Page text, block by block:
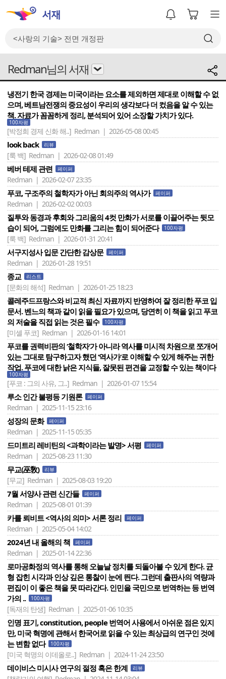
Redman님의 서재
냉전기 한국 경제는 미국이라는 요소를 제외하면 제대로 이해할 수 없
으며, 베트남전쟁의 중요성이 우리의 생각보다 더 컸음을 알 수 있는
책. 자료가 꼼꼼하게 정리, 분석되어 있어 소장할 가치가 있다.
100자평
[박정희 경제 신화 해..] Redman | 2026-05-08 00:45
look back 리뷰
[룩 백] Redman | 2026-02-08 01:49
베버 테제 관련 페이퍼
Redman | 2026-02-07 23:35
푸코, 구조주의 철학자가 아닌 회의주의 역사가 페이퍼
Redman | 2026-02-02 00:03
질투와 동경과 후회와 그리움의 4컷 만화가 서로를 이끌어주는 뒷모
습이 되어, 그럼에도 만화를 그리는 힘이 되어준다
100자평
[룩 백] Redman | 2026-01-31 20:41
서구지성사 입문 간단한 감상문 페이퍼
Redman | 2026-01-28 19:51
종교 리스트
[문화의 해석] Redman | 2026-01-25 18:23
콜레주드프랑스와 비교적 최신 자료까지 반영하여 잘 정리한 푸코 입
문서. 벤느의 책과 같이 읽을 필요가 있으며, 당연히 이 책을 읽고 푸코
의 저술을 직접 읽는 것은 필수
100자평
[미셸 푸코] Redman | 2026-01-16 14:01
푸코를 권력비판의 ‘철학자‘가 아니라 역사를 미시적 차원으로 쪼개어
있는 그대로 탐구하고자 했던 ‘역사가‘로 이해할 수 있게 해주는 귀한
작업. 푸코에 대한 낡은 지식들, 잘못된 편견을 교정할 수 있는 책이다
100자평
[푸코 : 그의 사유, 그..] Redman | 2026-01-07 15:54
루소 인간 불평등 기원론 페이퍼
Redman | 2025-11-15 23:16
성장의 문화 페이퍼
Redman | 2025-11-15 05:35
드미트리 레비틴의 <과학이라는 발명> 서평 페이퍼
Redman | 2025-08-23 11:30
무교(巫敎) 리뷰
[무교] Redman | 2025-08-03 19:20
7월 서양사 관련 신간들 페이퍼
Redman | 2025-08-01 01:39
카를 뢰비트 <역사의 의미> 서론 정리 페이퍼
Redman | 2025-05-04 14:02
2024년 내 올해의 책 페이퍼
Redman | 2025-01-14 22:36
로마공화정의 역사를 통해 오늘날 정치를 되돌아볼 수 있게 한다. 균
형 잡힌 시각과 인상 깊은 통찰이 눈에 띈다. 그런데 출판사의 역량과
편집이 이 좋은 책을 못 따라간다. 인민을 국민으로 번역하는 등 번역
가의 ..
100자평
[독재의 탄생] Redman | 2025-01-06 10:35
인명 표기, constitution, people 번역어 사용에서 아쉬운 점은 있지
만, 미국 혁명에 관해서 한국어로 읽을 수 있는 최상급의 연구인 것에
는 변함 없다
100자평
[미국 혁명의 이데올로..] Redman | 2024-11-24 23:50
데이비스 미시사 연구의 절정 혹은 한계 리뷰